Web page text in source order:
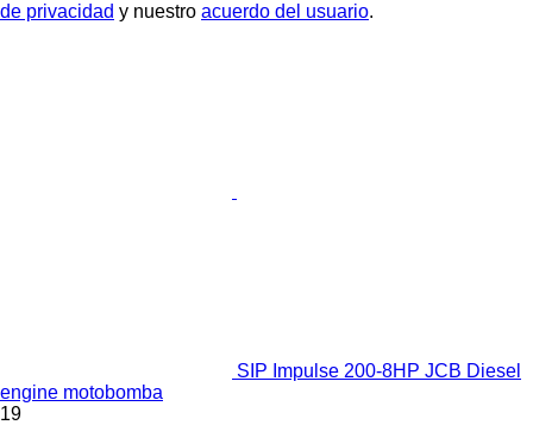
de privacidad y nuestro acuerdo del usuario.
SIP Impulse 200-8HP JCB Diesel
engine motobomba
19